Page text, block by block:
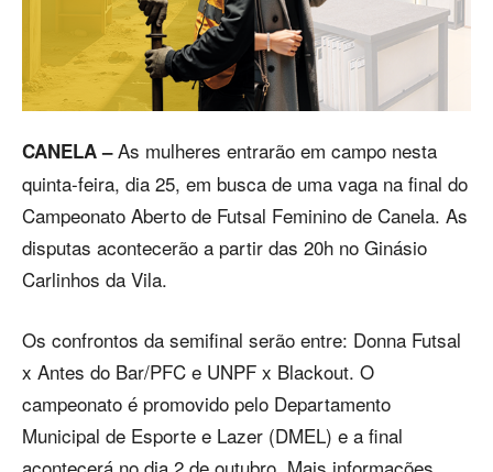
CANELA –As mulheres entrarão em campo nesta
quinta-feira, dia 25, em busca de uma vaga na final do
Campeonato Aberto de Futsal Feminino de Canela. As
disputas acontecerão a partir das 20h no Ginásio
Carlinhos da Vila.
Os confrontos da semifinal serão entre: Donna Futsal
x Antes do Bar/PFC e UNPF x Blackout. O
campeonato é promovido pelo Departamento
Municipal de Esporte e Lazer (DMEL) e a final